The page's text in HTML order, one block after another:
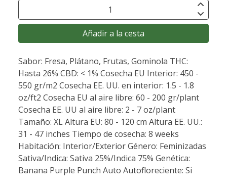
Añadir a la cesta
Sabor: Fresa, Plátano, Frutas, Gominola THC:
Hasta 26% CBD: < 1% Cosecha EU Interior: 450 -
550 gr/m2 Cosecha EE. UU. en interior: 1.5 - 1.8
oz/ft2 Cosecha EU al aire libre: 60 - 200 gr/plant
Cosecha EE. UU al aire libre: 2 - 7 oz/plant
Tamaño: XL Altura EU: 80 - 120 cm Altura EE. UU.:
31 - 47 inches Tiempo de cosecha: 8 weeks
Habitación: Interior/Exterior Género: Feminizadas
Sativa/Indica: Sativa 25%/Indica 75% Genética:
Banana Purple Punch Auto Autofloreciente: Si